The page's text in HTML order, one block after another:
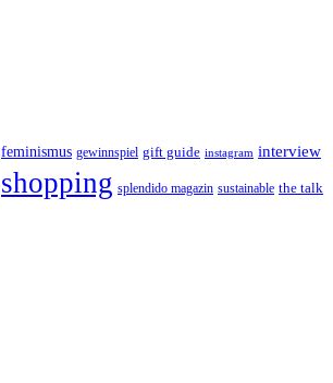
feminismus gewinnspiel gift guide instagram interview
shopping splendido magazin sustainable the talk